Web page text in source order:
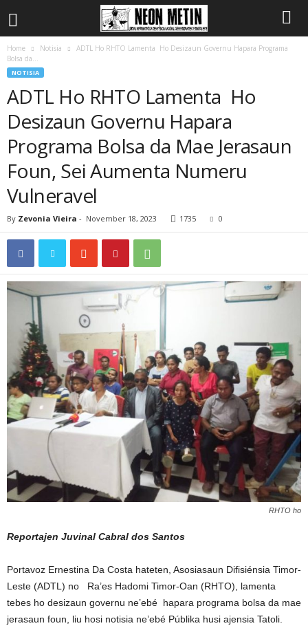
Home Notisia
ADTL Ho RHTO Lamenta Ho Desizaun Governu Hapara Programa
Bolsa da...
NOTISIA
ADTL Ho RHTO Lamenta Ho
Desizaun Governu Hapara
Programa Bolsa da Mae Jerasaun
Foun, Sei Aumenta Numeru
Vulneravel
By Zevonia Vieira - November 18, 2023 1735 0
RHTO ho
Reportajen Juvinal Cabral dos Santos
Portavoz Ernestina Da Costa hateten, Asosiasaun Difisiénsia Timor-
Leste (ADTL) no Ra’es Hadomi Timor-Oan (RHTO), lamenta
tebes ho desizaun governu ne’ebé hapara programa bolsa da mae
jerasaun foun, liu hosi notisia ne’ebé Públika husi ajensia Tatoli.